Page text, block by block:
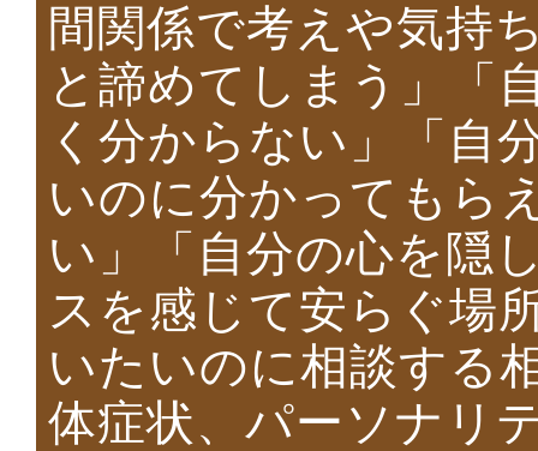
間関係で考えや気持
と諦めてしまう」「
く分からない」「自
いのに分かってもら
い」「自分の心を隠
スを感じて安らぐ場
いたいのに相談する
体症状、パーソナリ